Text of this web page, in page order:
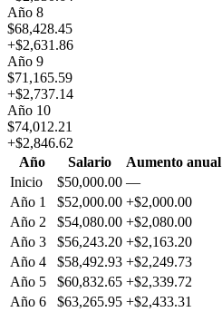
Año 8
$68,428.45
+$2,631.86
Año 9
$71,165.59
+$2,737.14
Año 10
$74,012.21
+$2,846.62
Año
Salario Aumento anual
Inicio
$50,000.00 —
Año 1
$52,000.00 +$2,000.00
Año 2
$54,080.00 +$2,080.00
Año 3
$56,243.20 +$2,163.20
Año 4
$58,492.93 +$2,249.73
Año 5
$60,832.65 +$2,339.72
Año 6
$63,265.95 +$2,433.31